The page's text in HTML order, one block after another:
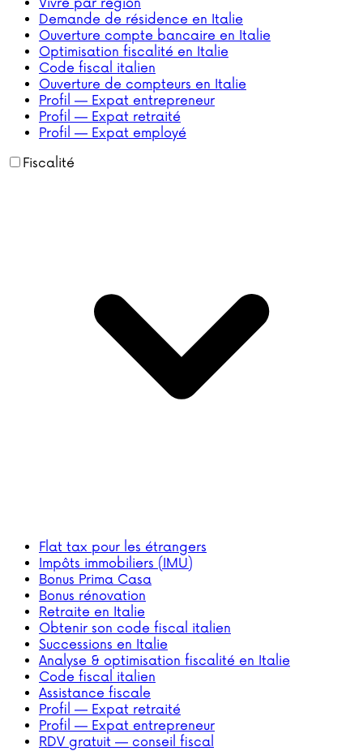
Vivre par région
Demande de résidence en Italie
Ouverture compte bancaire en Italie
Optimisation fiscalité en Italie
Code fiscal italien
Ouverture de compteurs en Italie
Profil — Expat entrepreneur
Profil — Expat retraité
Profil — Expat employé
Fiscalité
Flat tax pour les étrangers
Impôts immobiliers (IMU)
Bonus Prima Casa
Bonus rénovation
Retraite en Italie
Obtenir son code fiscal italien
Successions en Italie
Analyse & optimisation fiscalité en Italie
Code fiscal italien
Assistance fiscale
Profil — Expat retraité
Profil — Expat entrepreneur
RDV gratuit — conseil fiscal